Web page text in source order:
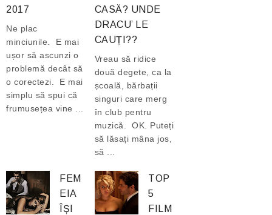
2017
Ne plac
minciunile. E mai
ușor să ascunzi o
problemă decât să
o corectezi. E mai
simplu să spui că
frumusețea vine ...
CASĂ? UNDE
DRACU’ LE
CAUȚI??
Vreau să ridice
două degete, ca la
școală, bărbații
singuri care merg
în club pentru
muzică. OK. Puteți
să lăsați mâna jos,
să ...
FEM
EIA
ÎȘI
TOP
5
FILM